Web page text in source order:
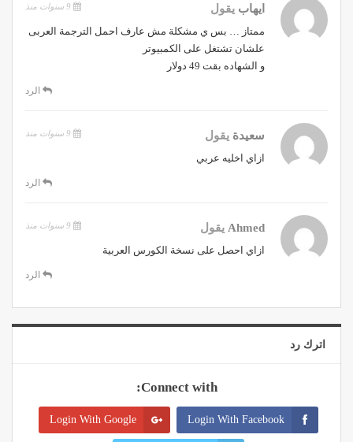
ايهاب يقول
ممتاز … بس ي مشكلة مش عارف احمل الترجمة العربى
علشان تشتغل على الكمبيوتر
و الشهاده بقت 49 دولار
الرد
سعيدة يقول
ازاي اخليه عربي
الرد
Ahmed يقول
ازاي احصل على نسخة الكورس العربية
الرد
اترك رد
Connect with:
Login With Facebook
Login With Google